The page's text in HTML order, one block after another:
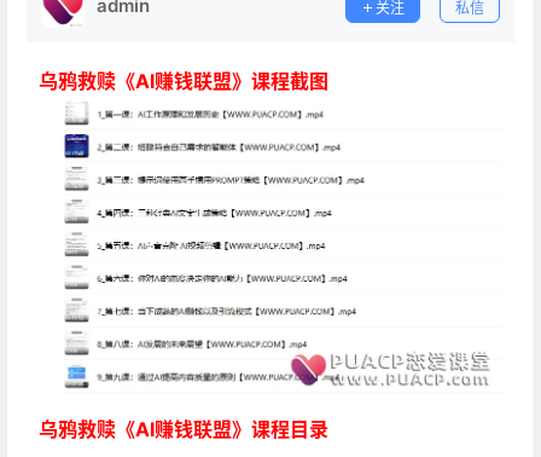
admin 关注 私信
乌鸦救赎《AI赚钱联盟》课程截图
乌鸦救赎《AI赚钱联盟》课程目录